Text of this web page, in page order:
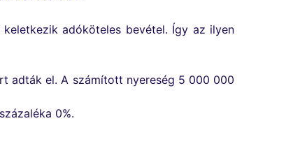
adóköteles bevétel. Így az ilyen
adták el. A számított nyereség 5 000 000
0%.